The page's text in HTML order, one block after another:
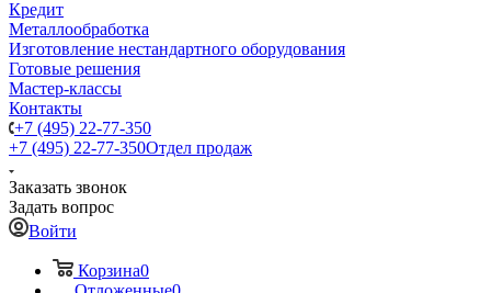
Кредит
Металлообработка
Изготовление нестандартного оборудования
Готовые решения
Мастер-классы
Контакты
+7 (495) 22-77-350
+7 (495) 22-77-350Отдел продаж
Заказать звонок
Задать вопрос
Войти
Корзина0